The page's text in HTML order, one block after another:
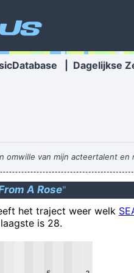
Dagelijkse
omwille van mijn acteertalent
: er zijn er die denken dat,
De
A Rose"
het traject weer welk
is 28.